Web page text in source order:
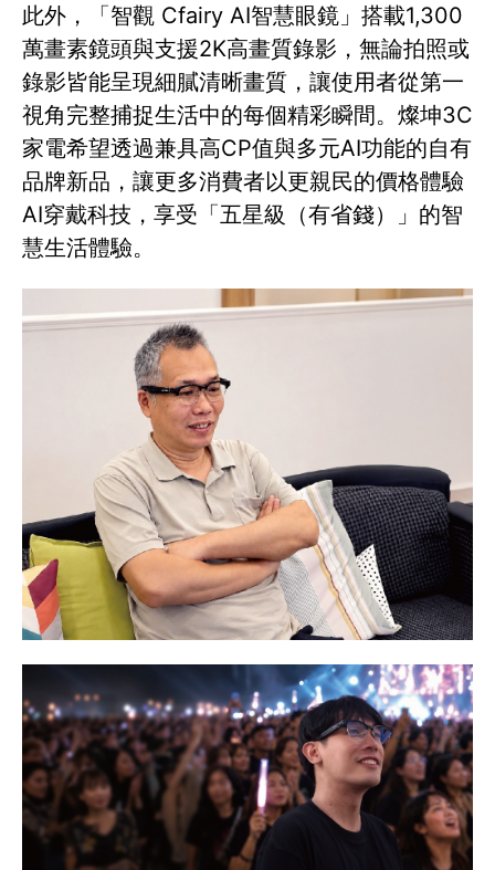
此外，「智觀 Cfairy AI智慧眼鏡」搭載1,300
萬畫素鏡頭與支援2K高畫質錄影，無論拍照或
錄影皆能呈現細膩清晰畫質，讓使用者從第一
視角完整捕捉生活中的每個精彩瞬間。燦坤3C
家電希望透過兼具高CP值與多元AI功能的自有
品牌新品，讓更多消費者以更親民的價格體驗
AI穿戴科技，享受「五星級（有省錢）」的智
慧生活體驗。